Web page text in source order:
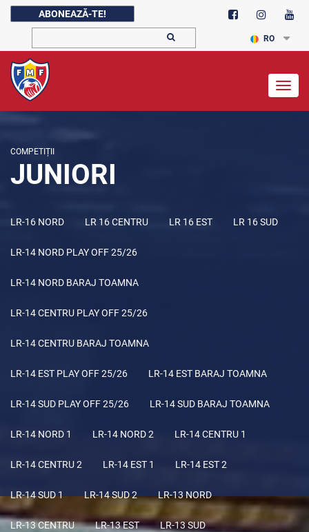
ABONEAZĂ-TE!
RO
COMPETIȚII
JUNIORI
LR-16 NORD LR 16 CENTRU LR 16 EST LR 16 SUD
LR-14 NORD PLAY OFF 25/26
LR-14 NORD BARAJ TOAMNA
LR-14 CENTRU PLAY OFF 25/26
LR-14 CENTRU BARAJ TOAMNA
LR-14 EST PLAY OFF 25/26 LR-14 EST BARAJ TOAMNA
LR-14 SUD PLAY OFF 25/26 LR-14 SUD BARAJ TOAMNA
LR-14 NORD 1 LR-14 NORD 2 LR-14 CENTRU 1
LR-14 CENTRU 2 LR-14 EST 1 LR-14 EST 2
LR-14 SUD 1 LR-14 SUD 2 LR-13 NORD
LR-13 CENTRU LR-13 EST LR-13 SUD